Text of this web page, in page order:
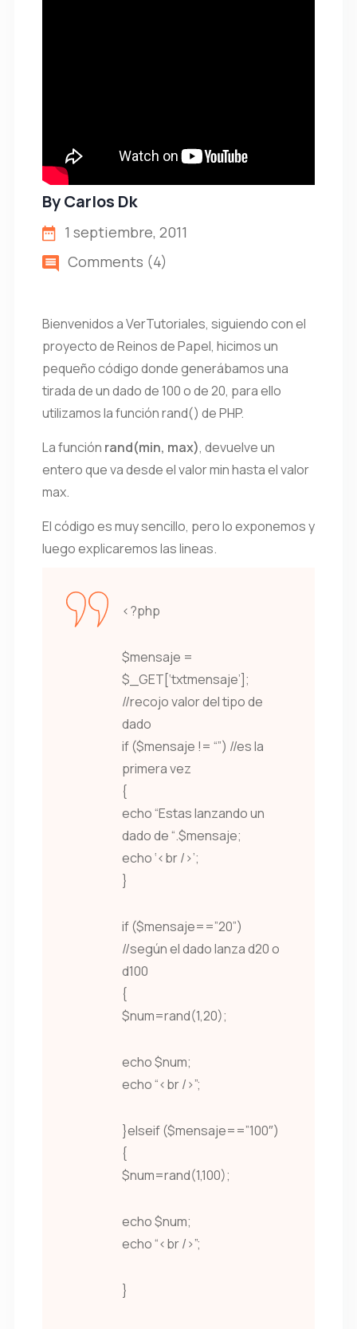
ByCarlos Dk
1 septiembre, 2011
Comments (4)
Bienvenidos a VerTutoriales, siguiendo con el
proyecto de Reinos de Papel, hicimos un
pequeño código donde generábamos una
tirada de un dado de 100 o de 20, para ello
utilizamos la función rand() de PHP.
La función rand(min, max), devuelve un
entero que va desde el valor min hasta el valor
max.
El código es muy sencillo, pero lo exponemos y
luego explicaremos las lineas.
<?php
$mensaje =
$_GET[‘txtmensaje’];
//recojo valor del tipo de
dado
if ($mensaje != “”) //es la
primera vez
{
echo “Estas lanzando un
dado de “.$mensaje;
echo ‘<br />’;
}
if ($mensaje==”20”)
//según el dado lanza d20 o
d100
{
$num=rand(1,20);
echo $num;
echo “<br />”;
}elseif ($mensaje==”100″)
{
$num=rand(1,100);
echo $num;
echo “<br />”;
}